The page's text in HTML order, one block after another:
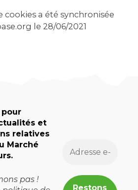
a été synchronisée
le 28/06/2021
et
relatives
Marché
pas !